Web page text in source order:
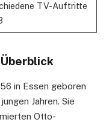
TV-Auftritte
in Essen geboren
Jahren. Sie
Otto-